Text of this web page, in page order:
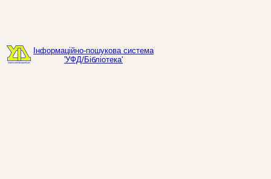
Інформаційно-пошукова система
'УФД/Бібліотека'